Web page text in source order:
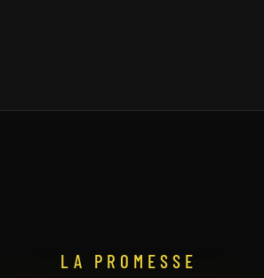
LA PROMESSE